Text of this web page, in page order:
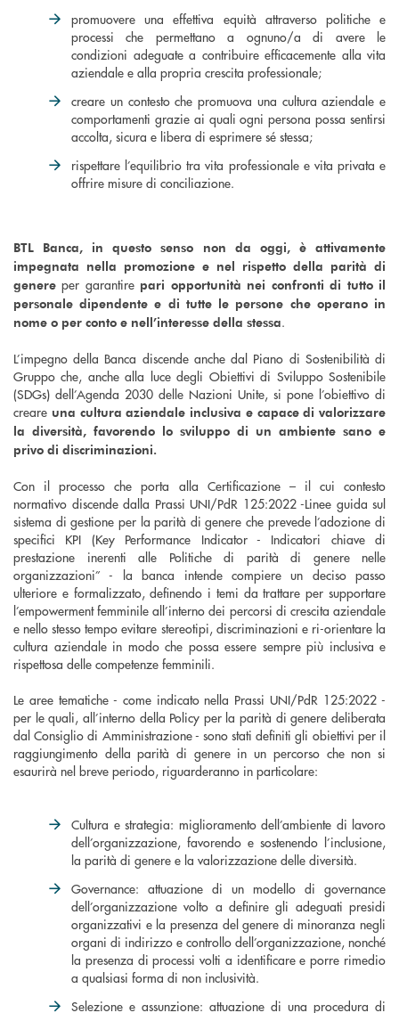
promuovere una effettiva equità attraverso politiche e
processi che permettano a ognuno/a di avere le
condizioni adeguate a contribuire efficacemente alla vita
aziendale e alla propria crescita professionale;
creare un contesto che promuova una cultura aziendale e
comportamenti grazie ai quali ogni persona possa sentirsi
accolta, sicura e libera di esprimere sé stessa;
rispettare l’equilibrio tra vita professionale e vita privata e
offrire misure di conciliazione.
BTL Banca, in questo senso non da oggi, è attivamente
impegnata nella promozione e nel rispetto della parità di
genere per garantire pari opportunità nei confronti di tutto il
personale dipendente e di tutte le persone che operano in
nome o per conto e nell’interesse della stessa.
L’impegno della Banca discende anche dal Piano di Sostenibilità di
Gruppo che, anche alla luce degli Obiettivi di Sviluppo Sostenibile
(SDGs) dell’Agenda 2030 delle Nazioni Unite, si pone l’obiettivo di
creare una cultura aziendale inclusiva e capace di valorizzare
la diversità, favorendo lo sviluppo di un ambiente sano e
privo di discriminazioni.
Con il processo che porta alla Certificazione – il cui contesto
normativo discende dalla Prassi UNI/PdR 125:2022 -Linee guida sul
sistema di gestione per la parità di genere che prevede l’adozione di
specifici KPI (Key Performance Indicator - Indicatori chiave di
prestazione inerenti alle Politiche di parità di genere nelle
organizzazioni” - la banca intende compiere un deciso passo
ulteriore e formalizzato, definendo i temi da trattare per supportare
l’empowerment femminile all’interno dei percorsi di crescita aziendale
e nello stesso tempo evitare stereotipi, discriminazioni e ri-orientare la
cultura aziendale in modo che possa essere sempre più inclusiva e
rispettosa delle competenze femminili.
Le aree tematiche - come indicato nella Prassi UNI/PdR 125:2022 -
per le quali, all’interno della Policy per la parità di genere deliberata
dal Consiglio di Amministrazione - sono stati definiti gli obiettivi per il
raggiungimento della parità di genere in un percorso che non si
esaurirà nel breve periodo, riguarderanno in particolare:
Cultura e strategia: miglioramento dell’ambiente di lavoro
dell’organizzazione, favorendo e sostenendo l’inclusione,
la parità di genere e la valorizzazione delle diversità.
Governance: attuazione di un modello di governance
dell’organizzazione volto a definire gli adeguati presidi
organizzativi e la presenza del genere di minoranza negli
organi di indirizzo e controllo dell’organizzazione, nonché
la presenza di processi volti a identificare e porre rimedio
a qualsiasi forma di non inclusività.
Selezione e assunzione: attuazione di una procedura di